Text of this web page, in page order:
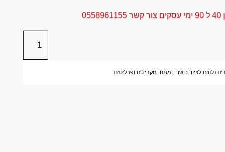
נלווים לציוד כושר , מתח, מקבילים ופרליטים